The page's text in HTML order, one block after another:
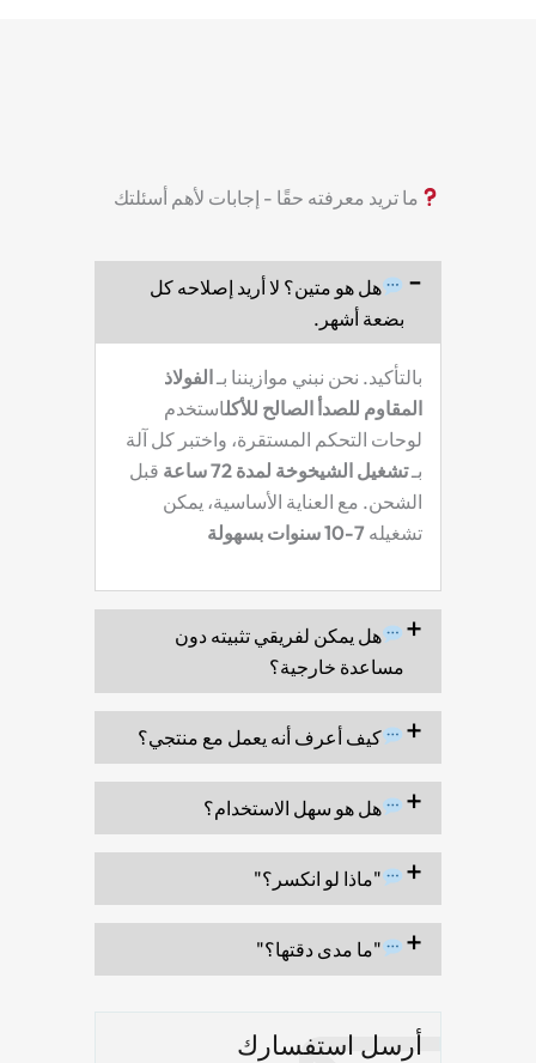
ما تريد معرفته حقًا - إجابات لأهم أسئلتك
هل هو متين؟ لا أريد إصلاحه كل
بضعة أشهر.
بالتأكيد. نحن نبني موازيننا بـالفولاذ
المقاوم للصدأ الصالح للأكلاستخدم
لوحات التحكم المستقرة، واختبر كل آلة
بـتشغيل الشيخوخة لمدة 72 ساعة
قبل
الشحن. مع العناية الأساسية، يمكن
تشغيله 7-10 سنوات بسهولة
هل يمكن لفريقي تثبيته دون
مساعدة خارجية؟
كيف أعرف أنه يعمل مع منتجي؟
هل هو سهل الاستخدام؟
"ماذا لو انكسر؟"
"ما مدى دقتها؟"
أرسل استفسارك